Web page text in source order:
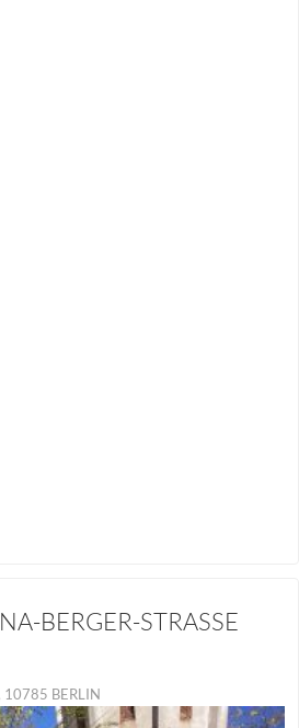
BERGER-STRASSE
10785 BERLIN